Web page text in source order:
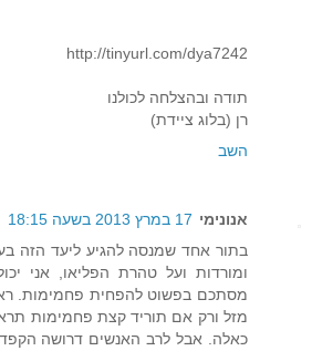
http://tinyurl.com/dya7242
תודה ובהצלחה לכולנו
רן (בלוג ציידת)
השב
אנונימי 17 במרץ 2013 בשעה 18:15
בתור אחד שמנסה להגיע ליעד הזה
ומורדות ועל טהרת הפליאו, אני
מסתכם בפשוט להפחית פחמימות.
מזל ורק אם תוריד קצת פחמימות
כאלה. אבל לרב האנשים דרושה